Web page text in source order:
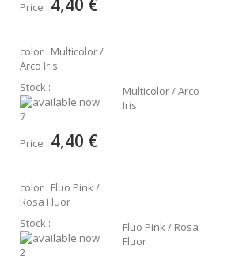
Price : 4,40 €
color : Multicolor /
Arco Iris
Stock :
7
Price : 4,40 €
Multicolor / Arco
Iris
color : Fluo Pink /
Rosa Fluor
Stock :
2
Fluo Pink / Rosa
Fluor